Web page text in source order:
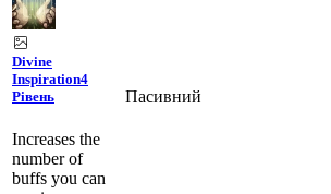
Divine
Inspiration4
Рівень
Increases the
number of
buffs you can
Пасивний